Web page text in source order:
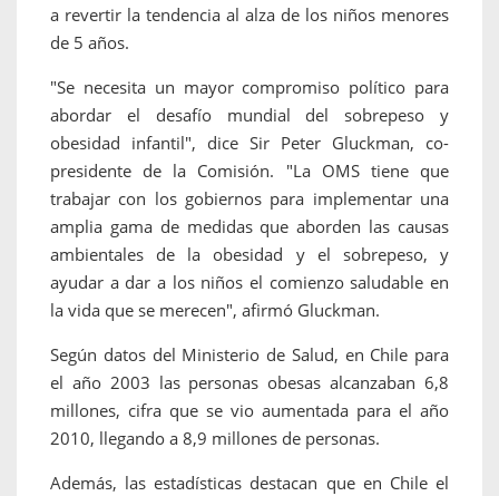
a revertir la tendencia al alza de los niños menores
de 5 años.
"Se necesita un mayor compromiso político para
abordar el desafío mundial del sobrepeso y
obesidad infantil", dice Sir Peter Gluckman, co-
presidente de la Comisión. "La OMS tiene que
trabajar con los gobiernos para implementar una
amplia gama de medidas que aborden las causas
ambientales de la obesidad y el sobrepeso, y
ayudar a dar a los niños el comienzo saludable en
la vida que se merecen", afirmó Gluckman.
Según datos del Ministerio de Salud, en Chile para
el año 2003 las personas obesas alcanzaban 6,8
millones, cifra que se vio aumentada para el año
2010, llegando a 8,9 millones de personas.
Además, las estadísticas destacan que en Chile el